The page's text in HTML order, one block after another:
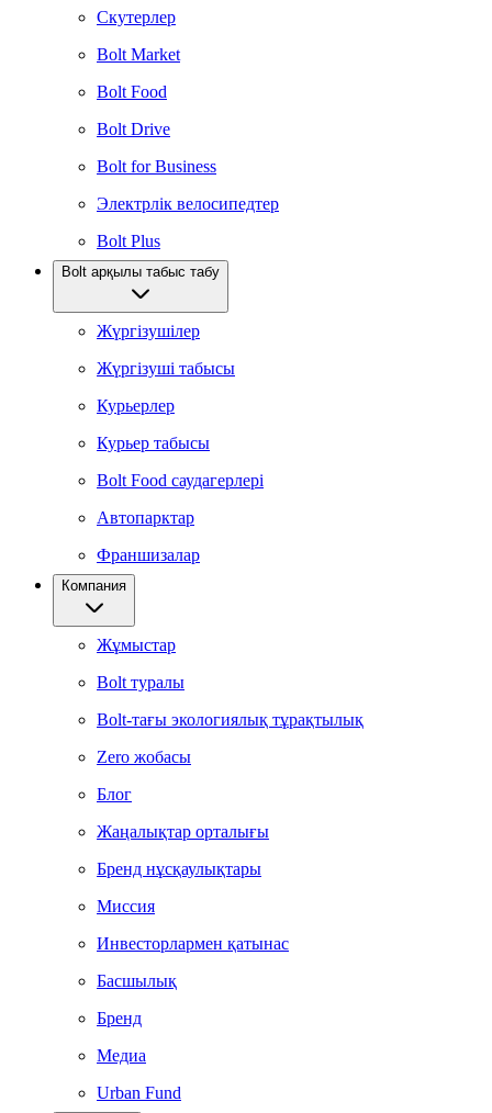
Скутерлер
Bolt Market
Bolt Food
Bolt Drive
Bolt for Business
Электрлік велосипедтер
Bolt Plus
Bolt арқылы табыс табу
Жүргізушілер
Жүргізуші табысы
Курьерлер
Курьер табысы
Bolt Food саудагерлері
Автопарктар
Франшизалар
Компания
Жұмыстар
Bolt туралы
Bolt-тағы экологиялық тұрақтылық
Zero жобасы
Блог
Жаңалықтар орталығы
Бренд нұсқаулықтары
Миссия
Инвесторлармен қатынас
Басшылық
Бренд
Медиа
Urban Fund